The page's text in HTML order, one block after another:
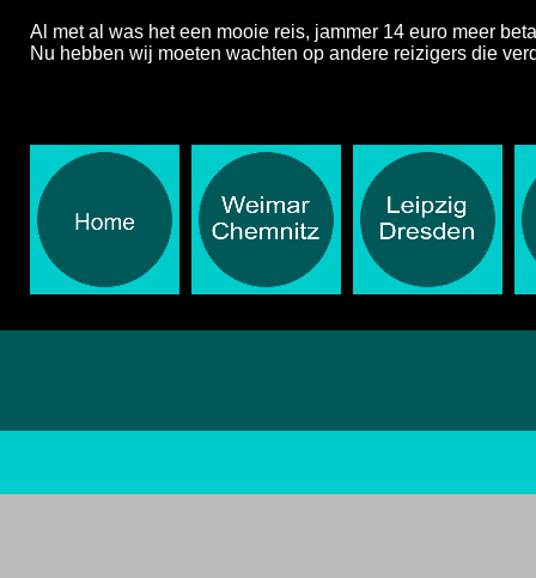
Al met al was het een mooie reis, jammer 14 euro meer
Nu hebben wij moeten wachten op andere reizigers die